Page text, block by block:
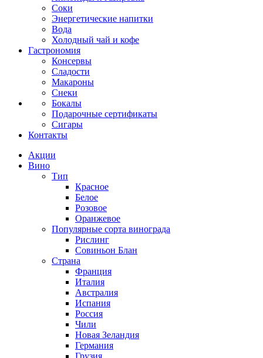
Соки
Энергетические напитки
Вода
Холодный чай и кофе
Гастрономия
Консервы
Сладости
Макароны
Снеки
Бокалы
Подарочные сертификаты
Сигары
Контакты
Акции
Вино
Тип
Красное
Белое
Розовое
Оранжевое
Популярные сорта винограда
Рислинг
Совиньон Блан
Страна
Франция
Италия
Австралия
Испания
Россия
Чили
Новая Зеландия
Германия
Грузия